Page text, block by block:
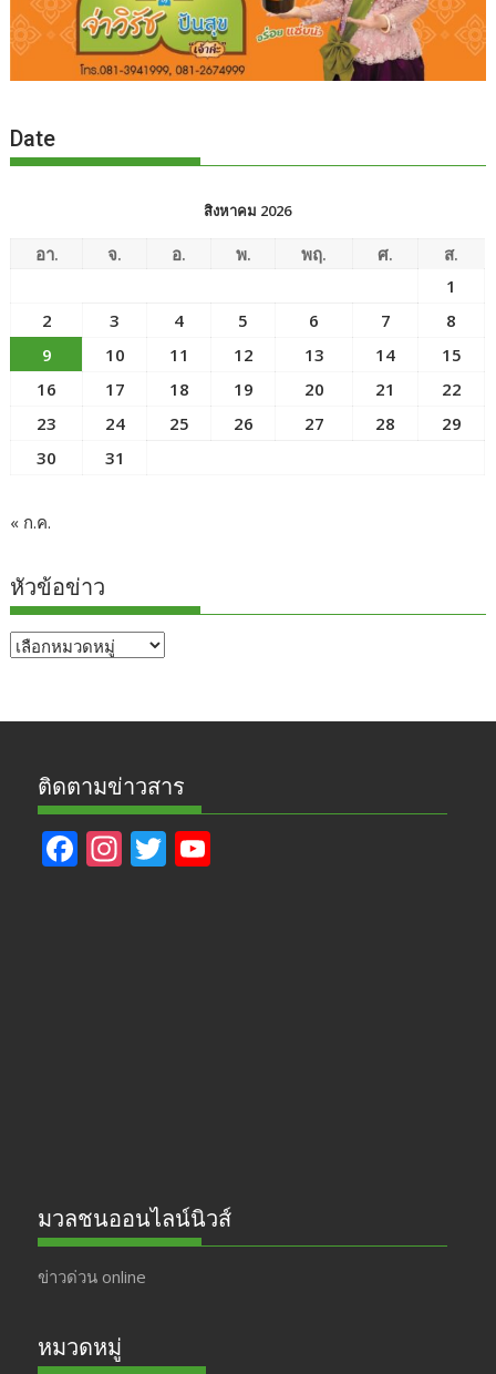
Date
สิงหาคม 2026
อา. จ. อ. พ. พฤ. ศ.
ส.
1
2
3 4 5 6 7
8
9
10 11 12 13 14
15
16
17 18 19 20 21
22
23
24 25 26 27 28
29
30
31
« ก.ค.
หัวข้อข่าว
หัวข้อ
ติดตามข่าวสาร
F In T
มวลชนออนไลน์นิวส์
ข่าวด่วน online
หมวดหมู่